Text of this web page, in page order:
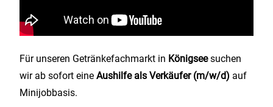
Für unseren Getränkefachmarkt in Königseesuchen
wir ab sofort eine Aushilfe als Verkäufer (m/w/d) auf
Minijobbasis.